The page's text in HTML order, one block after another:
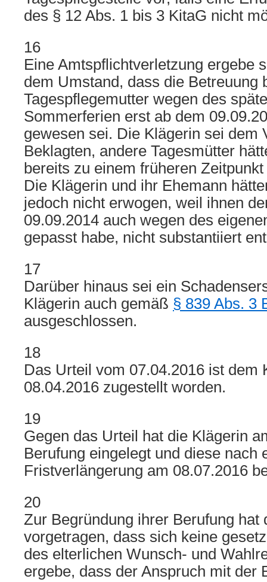
des § 12 Abs. 1 bis 3 KitaG nicht
16
Eine Amtspflichtverletzung ergebe
dem Umstand, dass die Betreuung
Tagespflegemutter wegen des
Sommerferien erst ab dem
gewesen sei. Die Klägerin sei dem
Beklagten, andere Tagesmütter
bereits zu einem früheren
Die Klägerin und ihr Ehemann
jedoch nicht erwogen, weil ihnen
09.09.2014 auch wegen des
gepasst habe, nicht substantiiert
17
Darüber hinaus sei ein
Klägerin auch gemäß § 839 Abs. 3
ausgeschlossen.
18
Das Urteil vom 07.04.2016 ist dem
08.04.2016 zugestellt worden.
19
Gegen das Urteil hat die Klägerin
Berufung eingelegt und diese nach
Fristverlängerung am 08.07.2016
20
Zur Begründung ihrer Berufung hat
vorgetragen, dass sich keine
des elterlichen Wunsch- und
ergebe, dass der Anspruch mit der